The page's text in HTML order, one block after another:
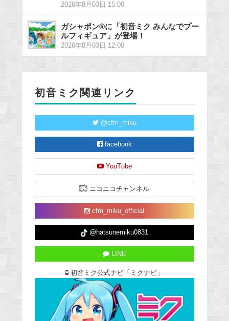
2026年8月03日 15:00
ガシャポン®に「初音ミク みんなでプー
ルフィギュア」が登場！
2026年8月03日 12:00
初音ミク関連リンク
@cfm_miku
facebook
YouTube
ニコニコチャンネル
cfm_miku_official
@hatsunemiku0831
LINE
初音ミク公式ナビ「ミクナビ」